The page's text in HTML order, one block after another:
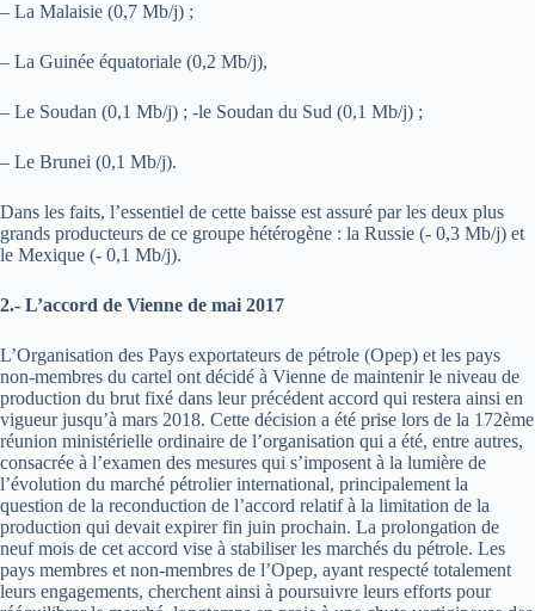
– La Malaisie (0,7 Mb/j) ;
– La Guinée équatoriale (0,2 Mb/j),
– Le Soudan (0,1 Mb/j) ; -le Soudan du Sud (0,1 Mb/j) ;
– Le Brunei (0,1 Mb/j).
Dans les faits, l’essentiel de cette baisse est assuré par les deux plus
grands producteurs de ce groupe hétérogène : la Russie (- 0,3 Mb/j) et
le Mexique (- 0,1 Mb/j).
2.- L’accord de Vienne de mai 2017
L’Organisation des Pays exportateurs de pétrole (Opep) et les pays
non-membres du cartel ont décidé à Vienne de maintenir le niveau de
production du brut fixé dans leur précédent accord qui restera ainsi en
vigueur jusqu’à mars 2018. Cette décision a été prise lors de la 172ème
réunion ministérielle ordinaire de l’organisation qui a été, entre autres,
consacrée à l’examen des mesures qui s’imposent à la lumière de
l’évolution du marché pétrolier international, principalement la
question de la reconduction de l’accord relatif à la limitation de la
production qui devait expirer fin juin prochain. La prolongation de
neuf mois de cet accord vise à stabiliser les marchés du pétrole. Les
pays membres et non-membres de l’Opep, ayant respecté totalement
leurs engagements, cherchent ainsi à poursuivre leurs efforts pour